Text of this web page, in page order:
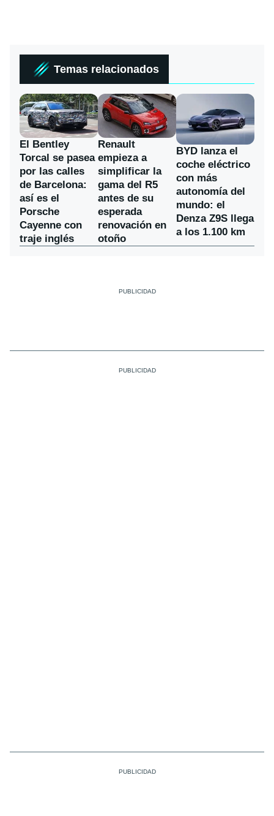
Temas relacionados
El Bentley
Torcal se pasea
por las calles
de Barcelona:
así es el
Porsche
Cayenne con
traje inglés
Renault
empieza a
simplificar la
gama del R5
antes de su
esperada
renovación en
otoño
BYD lanza el
coche eléctrico
con más
autonomía del
mundo: el
Denza Z9S llega
a los 1.100 km